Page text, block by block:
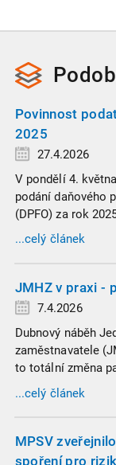
Povinnost
2025
27.4.2026
V pondělí 4.
podání daňového
(DPFO) za rok
hranice
chytáky v
...celý článek
JMHZ v praxi -
7.4.2026
Dubnový náběh
zaměstnavatele
to totální změna
propojuje sociální
jednoho
...celý článek
MPSV
spoření pro